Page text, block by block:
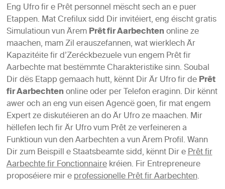
Eng Ufro fir e Prêt personnel mëscht sech an e puer
Etappen. Mat Crefilux sidd Dir invitéiert, eng éischt gratis
Simulatioun vun ÄremPrêt fir Aarbechtenonline ze
maachen, mam Zil erauszefannen, wat wierklech Är
Kapazitéite fir d’Zeréckbezuele vun engem Prêt fir
Aarbechte mat bestëmmte Charakteristike sinn. Soubal
Dir dës Etapp gemaach hutt, kënnt Dir Är Ufro fir dePrêt
fir Aarbechtenonline oder per Telefon eraginn. Dir kënnt
awer och an eng vun eisen Agencë goen, fir mat engem
Expert ze diskutéieren an do Är Ufro ze maachen. Mir
hëllefen Iech fir Är Ufro vum Prêt ze verfeineren a
Funktioun vun den Aarbechten a vun Ärem Profil. Wann
Dir zum Beispill e Staatsbeamte sidd, kënnt Dir ePrêt fir
Aarbechte fir Fonctionnairekréien. Fir Entrepreneure
proposéiere mir eprofessionelle Prêt fir Aarbechten.